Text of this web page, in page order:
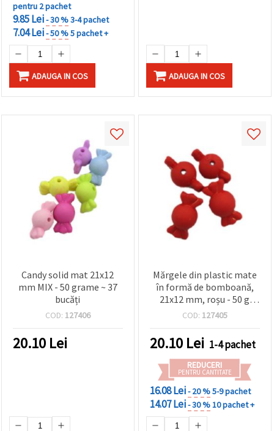
pentru 2 pachet
9.85 Lei- 30 %3-4 pachet
7.04 Lei- 50 %5 pachet +
ADAUGA IN COS ADAUGA IN COS
Candy solid mat 21x12
mm MIX - 50 grame ~ 37
bucăți
COD: 127406
20.10 Lei
Mărgele din plastic mate
în formă de bomboană,
21x12 mm, roșu - 50 g
(~37 buc.)
COD: 127405
20.10 Lei 1-4 pachet
REDUCERI
PENTRU CANTITATE
16.08 Lei- 20 %5-9 pachet
14.07 Lei- 30 %10 pachet +